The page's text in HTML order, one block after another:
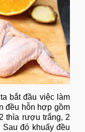
bắt đầu việc làm
đều hỗn hợp gồm
thìa rượu trắng, 2
đó khuấy đều